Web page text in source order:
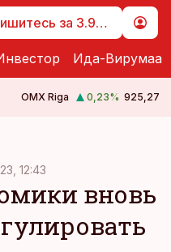
Подпишитесь за 3.99 €
Ида-Вирумаа
OMX Riga 0,23% 925,27
12:43
вновь